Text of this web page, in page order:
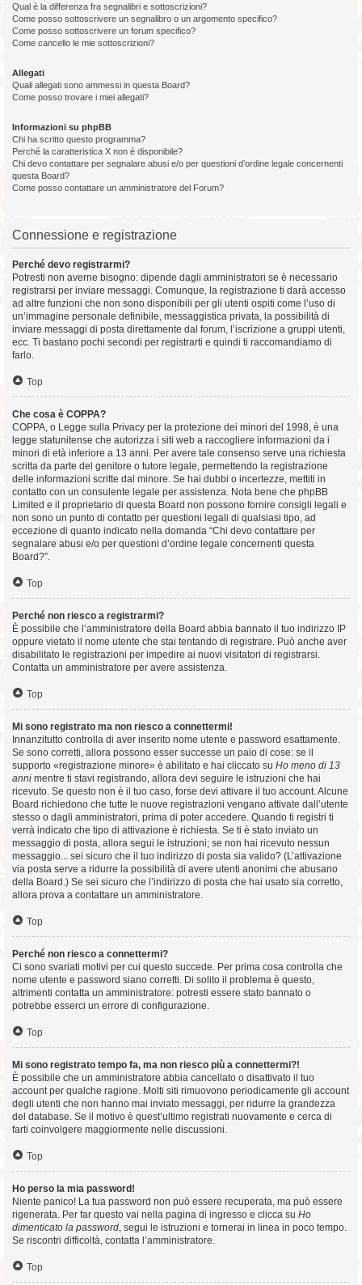
Qual è la differenza fra segnalibri e sottoscrizioni?
Come posso sottoscrivere un segnalibro o un argomento specifico?
Come posso sottoscrivere un forum specifico?
Come cancello le mie sottoscrizioni?
Allegati
Quali allegati sono ammessi in questa Board?
Come posso trovare i miei allegati?
Informazioni su phpBB
Chi ha scritto questo programma?
Perché la caratteristica X non è disponibile?
Chi devo contattare per segnalare abusi e/o per questioni d’ordine legale concernenti
questa Board?
Come posso contattare un amministratore del Forum?
Connessione e registrazione
Perché devo registrarmi?
Potresti non averne bisogno: dipende dagli amministratori se è necessario
registrarsi per inviare messaggi. Comunque, la registrazione ti darà accesso
ad altre funzioni che non sono disponibili per gli utenti ospiti come l’uso di
un’immagine personale definibile, messaggistica privata, la possibilità di
inviare messaggi di posta direttamente dal forum, l’iscrizione a gruppi utenti,
ecc. Ti bastano pochi secondi per registrarti e quindi ti raccomandiamo di
farlo.
Top
Che cosa è COPPA?
COPPA, o Legge sulla Privacy per la protezione dei minori del 1998, è una
legge statunitense che autorizza i siti web a raccogliere informazioni da i
minori di età inferiore a 13 anni. Per avere tale consenso serve una richiesta
scritta da parte del genitore o tutore legale, permettendo la registrazione
delle informazioni scritte dal minore. Se hai dubbi o incertezze, mettiti in
contatto con un consulente legale per assistenza. Nota bene che phpBB
Limited e il proprietario di questa Board non possono fornire consigli legali e
non sono un punto di contatto per questioni legali di qualsiasi tipo, ad
eccezione di quanto indicato nella domanda “Chi devo contattare per
segnalare abusi e/o per questioni d’ordine legale concernenti questa
Board?”.
Top
Perché non riesco a registrarmi?
È possibile che l’amministratore della Board abbia bannato il tuo indirizzo IP
oppure vietato il nome utente che stai tentando di registrare. Può anche aver
disabilitato le registrazioni per impedire ai nuovi visitatori di registrarsi.
Contatta un amministratore per avere assistenza.
Top
Mi sono registrato ma non riesco a connettermi!
Innanzitutto controlla di aver inserito nome utente e password esattamente.
Se sono corretti, allora possono esser successe un paio di cose: se il
supporto «registrazione minore» è abilitato e hai cliccato su Ho meno di 13
anni mentre ti stavi registrando, allora devi seguire le istruzioni che hai
ricevuto. Se questo non è il tuo caso, forse devi attivare il tuo account. Alcune
Board richiedono che tutte le nuove registrazioni vengano attivate dall’utente
stesso o dagli amministratori, prima di poter accedere. Quando ti registri ti
verrà indicato che tipo di attivazione è richiesta. Se ti è stato inviato un
messaggio di posta, allora segui le istruzioni; se non hai ricevuto nessun
messaggio... sei sicuro che il tuo indirizzo di posta sia valido? (L’attivazione
via posta serve a ridurre la possibilità di avere utenti anonimi che abusano
della Board.) Se sei sicuro che l’indirizzo di posta che hai usato sia corretto,
allora prova a contattare un amministratore.
Top
Perché non riesco a connettermi?
Ci sono svariati motivi per cui questo succede. Per prima cosa controlla che
nome utente e password siano corretti. Di solito il problema è questo,
altrimenti contatta un amministratore: potresti essere stato bannato o
potrebbe esserci un errore di configurazione.
Top
Mi sono registrato tempo fa, ma non riesco più a connettermi?!
È possibile che un amministratore abbia cancellato o disattivato il tuo
account per qualche ragione. Molti siti rimuovono periodicamente gli account
degli utenti che non hanno mai inviato messaggi, per ridurre la grandezza
del database. Se il motivo è quest’ultimo registrati nuovamente e cerca di
farti coinvolgere maggiormente nelle discussioni.
Top
Ho perso la mia password!
Niente panico! La tua password non può essere recuperata, ma può essere
rigenerata. Per far questo vai nella pagina di ingresso e clicca su Ho
dimenticato la password , segui le istruzioni e tornerai in linea in poco tempo.
Se riscontri difficoltà, contatta l’amministratore.
Top